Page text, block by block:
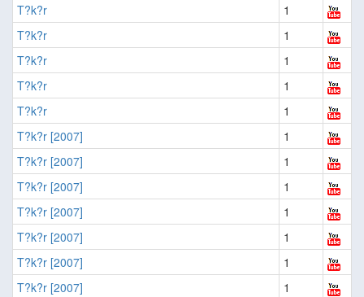
T?k?r
1
T?k?r
1
T?k?r
1
T?k?r
1
T?k?r
1
T?k?r [2007]
1
T?k?r [2007]
1
T?k?r [2007]
1
T?k?r [2007]
1
T?k?r [2007]
1
T?k?r [2007]
1
T?k?r [2007]
1